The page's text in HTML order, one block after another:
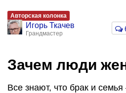
Авторская колонка
Игорь Ткачев
Грандмастер
Зачем люди
Все знают, что брак и